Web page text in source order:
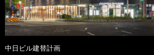
中日ビル建替計画